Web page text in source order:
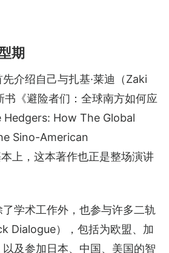
期
介绍自己与扎基·莱迪（Zaki
书《避险者们：全球南方如何应
Hedgers: How The Global
Sino-American
上，这本著作也正是整场演讲
学术工作外，也参与许多二轨
Dialogue），包括为欧盟、加
及参加日本、中国、美国的智